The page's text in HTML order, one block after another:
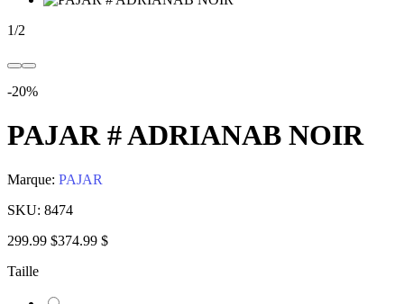
1/2
-20%
PAJAR # ADRIANAB NOIR
Marque: PAJAR
SKU: 8474
299.99 $374.99 $
Taille